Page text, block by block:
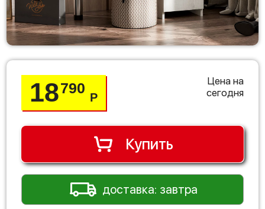
18790
Р
Цена на
сегодня
Купить
доставка: завтра